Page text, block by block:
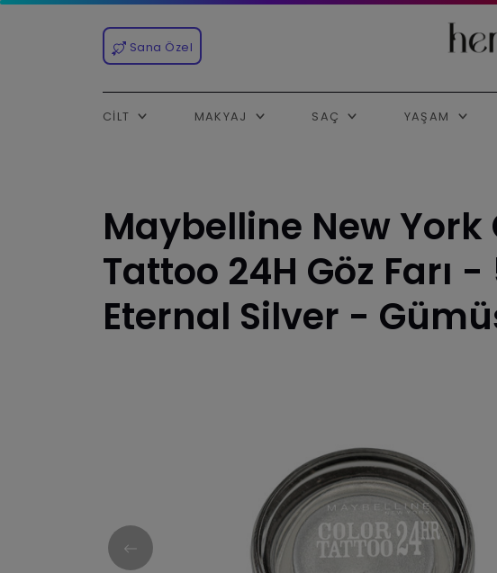
Sana Özel
CILT MAKYAJ SAÇ YAŞAM
Maybelline New York
Tattoo 24H Göz Farı -
Eternal Silver -